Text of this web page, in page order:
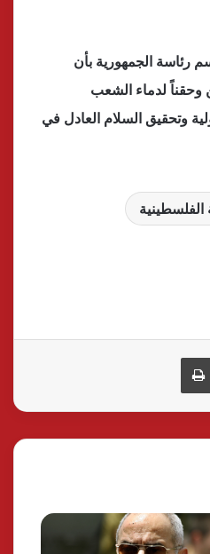
رئاسة الجمهورية بأن
وحقناً لدماء الشعب
وتحقيق السلام العادل في
الفلسطينية
البريد طباعة